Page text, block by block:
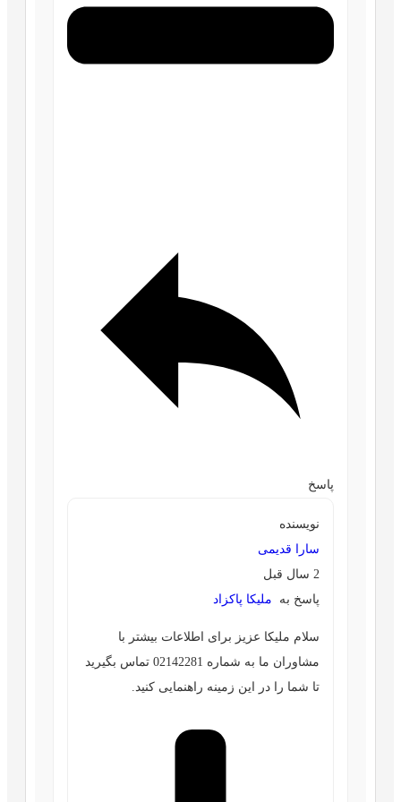
پاسخ
نویسنده
سارا قدیمی
2 سال قبل
پاسخ به ملیکا پاکزاد
سلام ملیکا عزیز برای اطلاعات بیشتر با
مشاوران ما به شماره 02142281 تماس بگیرید
تا شما را در این زمینه راهنمایی کنید.